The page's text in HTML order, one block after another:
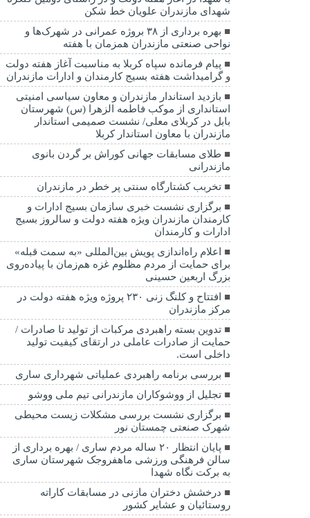
شهدای مازندران علویان خط شکن
بهره برداری از ۳۸ بروژه عمرانی در شهرک‌ها و
نواحی صنعتی مازندران همزمان با هفته
پیام فرمانده سپاه کربلا به مناسبت آغاز هفته دولت
و گرامیداشت هفته بسیج کارمندان و ادارات مازندران
بازدید استاندار مازندران و معاون سیاسی امنیتی
استانداری از موکب فاطمه الزهرا (س) شهرستان
بابل در کربلای معلی/ نشست صمیمی استاندار
مازندران با معاون استاندار کربلا
طلای مسابقات جهانی کوراش بر گردن بانوی
مازندرانی
تخربب کشتارگاه سنتی پر خطر در مازندران
برگزاری نشست خبری سازمان بسیج ادارات و
کارمندان مازندران ویژه هفته دولت و سالروز بسیج
ادارات و کارمندان
اعلام راه‌اندازی پویش بین‌المللی «به سمت قبله»
برای حمایت از مردم مظلوم غزه هم‌زمان با پیاده‌روی
بزرگ اربعین حسینی
افتتاح و کلنگ زنی ۲۳۰ پروژه ویژه هفته دولت در
مرکز مازندران
تدوین بسته راهبردی مرکبات از تولید تا صادرات /
حمایت از صادرات عاملی در ارتقای کیفیت تولید
داخلی است.
بررسی برنامه راهبردی عملیاتی شهرداری ساری
تجلیل از ووشوکاران مازندرانی تیم ملی ووشو
برگزاری نشست بررسی مشکلات زیست محیطی
شهرک صنعتی چمستان نور
پایان انتظار ۲۰ ساله مردم ساری / بهره برداری از
سالن فرهنگی ورزشی ماهفروجک شهرستان ساری
به برکت نگاه شهدا
درخشش دختران مازنی در مسابقات کاراته
روستائیان و عشایر کشور